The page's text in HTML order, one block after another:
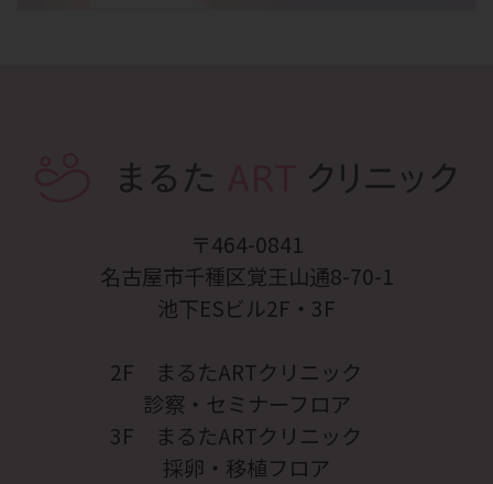
〒464-0841
名古屋市千種区覚王山通8-70-1
池下ESビル2F・3F
2F まるたARTクリニック
診察・セミナーフロア
3F まるたARTクリニック
採卵・移植フロア